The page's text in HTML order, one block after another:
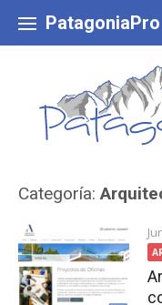
content
PatagoniaPro
Categoría: